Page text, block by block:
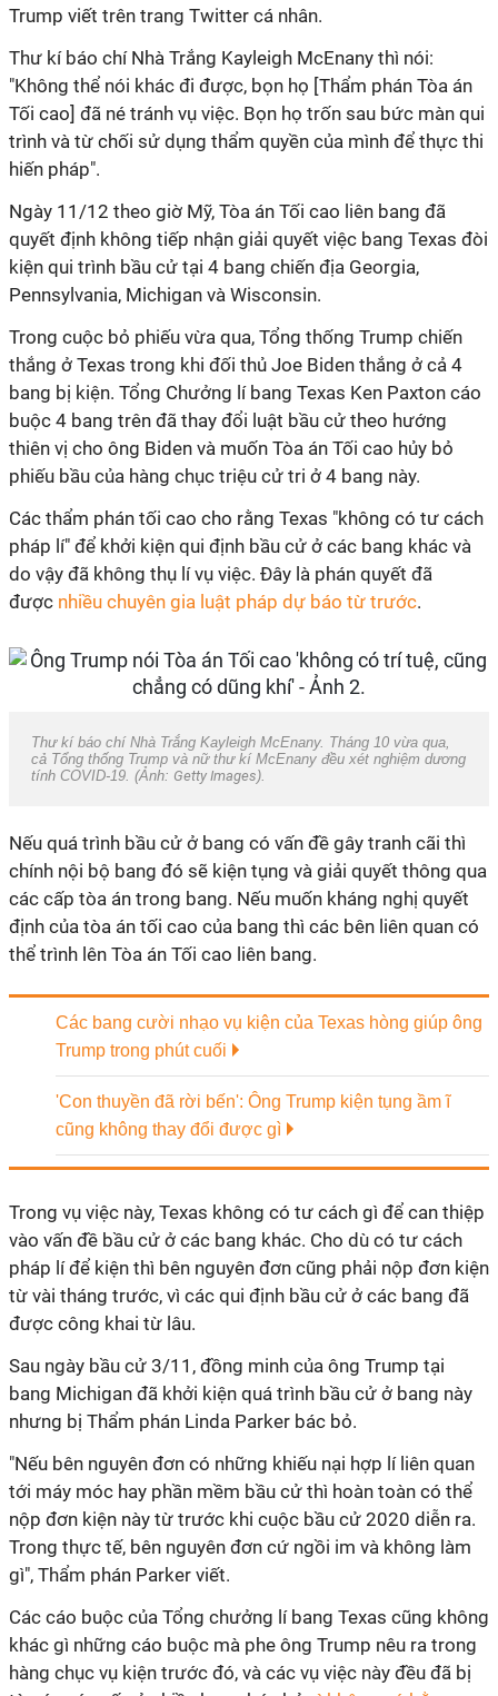
Trump viết trên trang Twitter cá nhân.
Thư kí báo chí Nhà Trắng Kayleigh McEnany thì nói:
"Không thể nói khác đi được, bọn họ [Thẩm phán Tòa án
Tối cao] đã né tránh vụ việc. Bọn họ trốn sau bức màn qui
trình và từ chối sử dụng thẩm quyền của mình để thực thi
hiến pháp".
Ngày 11/12 theo giờ Mỹ, Tòa án Tối cao liên bang đã
quyết định không tiếp nhận giải quyết việc bang Texas đòi
kiện qui trình bầu cử tại 4 bang chiến địa Georgia,
Pennsylvania, Michigan và Wisconsin.
Trong cuộc bỏ phiếu vừa qua, Tổng thống Trump chiến
thắng ở Texas trong khi đối thủ Joe Biden thắng ở cả 4
bang bị kiện. Tổng Chưởng lí bang Texas Ken Paxton cáo
buộc 4 bang trên đã thay đổi luật bầu cử theo hướng
thiên vị cho ông Biden và muốn Tòa án Tối cao hủy bỏ
phiếu bầu của hàng chục triệu cử tri ở 4 bang này.
Các thẩm phán tối cao cho rằng Texas "không có tư cách
pháp lí" để khởi kiện qui định bầu cử ở các bang khác và
do vậy đã không thụ lí vụ việc. Đây là phán quyết đã
được nhiều chuyên gia luật pháp dự báo từ trước.
Thư kí báo chí Nhà Trắng Kayleigh McEnany. Tháng 10 vừa qua,
cả Tổng thống Trump và nữ thư kí McEnany đều xét nghiệm dương
tính COVID-19. (Ảnh: Getty Images).
Nếu quá trình bầu cử ở bang có vấn đề gây tranh cãi thì
chính nội bộ bang đó sẽ kiện tụng và giải quyết thông qua
các cấp tòa án trong bang. Nếu muốn kháng nghị quyết
định của tòa án tối cao của bang thì các bên liên quan có
thể trình lên Tòa án Tối cao liên bang.
Các bang cười nhạo vụ kiện của Texas hòng giúp ông
Trump trong phút cuối
'Con thuyền đã rời bến': Ông Trump kiện tụng ầm ĩ
cũng không thay đổi được gì
Trong vụ việc này, Texas không có tư cách gì để can thiệp
vào vấn đề bầu cử ở các bang khác. Cho dù có tư cách
pháp lí để kiện thì bên nguyên đơn cũng phải nộp đơn kiện
từ vài tháng trước, vì các qui định bầu cử ở các bang đã
được công khai từ lâu.
Sau ngày bầu cử 3/11, đồng minh của ông Trump tại
bang Michigan đã khởi kiện quá trình bầu cử ở bang này
nhưng bị Thẩm phán Linda Parker bác bỏ.
"Nếu bên nguyên đơn có những khiếu nại hợp lí liên quan
tới máy móc hay phần mềm bầu cử thì hoàn toàn có thể
nộp đơn kiện này từ trước khi cuộc bầu cử 2020 diễn ra.
Trong thực tế, bên nguyên đơn cứ ngồi im và không làm
gì", Thẩm phán Parker viết.
Các cáo buộc của Tổng chưởng lí bang Texas cũng không
khác gì những cáo buộc mà phe ông Trump nêu ra trong
hàng chục vụ kiện trước đó, và các vụ việc này đều đã bị